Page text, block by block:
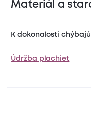
Materiál a
K dokonalosti
Údržba plachiet